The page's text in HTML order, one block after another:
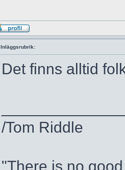
Inläggsrubrik:
Det finns alltid
/Tom Riddle
"There is no